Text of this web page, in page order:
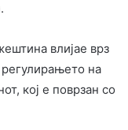
влијае врз
регулирањето на
кој е поврзан со